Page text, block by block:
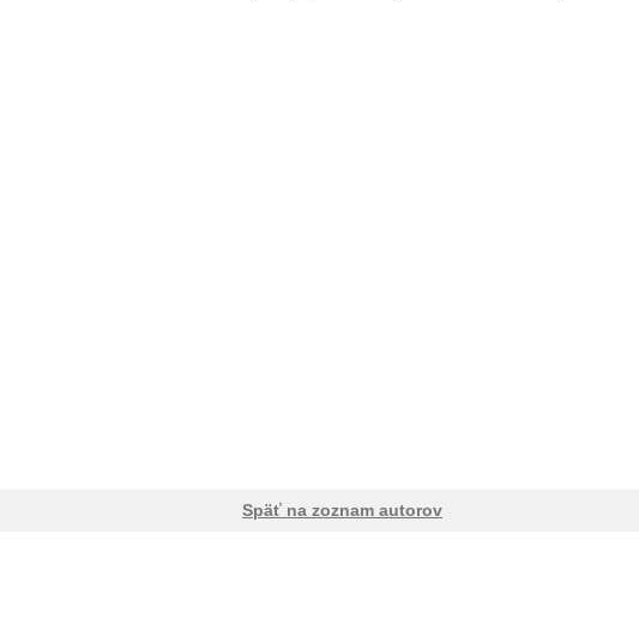
Späť na zoznam autorov